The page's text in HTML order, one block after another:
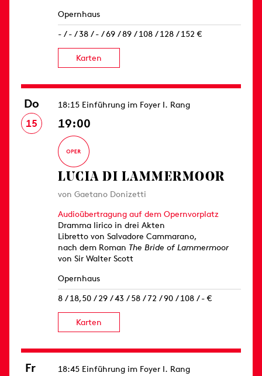
Opernhaus
- / - / 38 / - / 69 / 89 / 108 / 128 / 152 €
Karten
Do
15
18:15 Einführung im Foyer I. Rang
19:00
LUCIA DI LAMMERMOOR
von Gaetano Donizetti
Audioübertragung auf dem Opernvorplatz
Dramma lirico in drei Akten
Libretto von Salvadore Cammarano,
nach dem Roman The Bride of Lammermoor
von Sir Walter Scott
Opernhaus
8 / 18,50 / 29 / 43 / 58 / 72 / 90 / 108 / - €
Karten
Fr 18:45 Einführung im Foyer I. Rang